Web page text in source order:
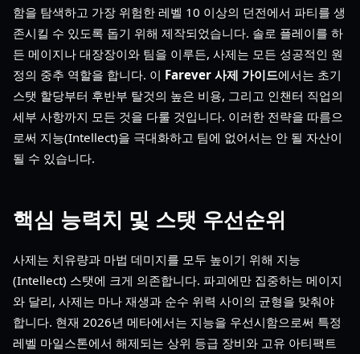
함을 탐색하고 가장 위험한 레벨 10 이상의 던전에서 파티를 생
존시킬 수 있도록 돕기 위해 제작되었습니다. 솔로 플레이를 하
든 메이지나 대장장이와 팀을 이루든, 사제는 모든 성공적인 원
정의 중추 역할을 합니다. 이 Farever 사제 가이드에서는 초기
스탯 할당부터 후반부 탈것의 높은 비용, 그리고 인챈터 직업의
세부 사항까지 모든 것을 다룰 것입니다. 이러한 전략을 따름으
로써 지능(Intellect)을 극대화하고 팀에 없어서는 안 될 자산이
될 수 있습니다.
핵심 능력치 및 스탯 우선순위
사제는 치유량과 마법 데미지를 모두 높이기 위해 지능
(Intellect) 스탯에 크게 의존합니다. 파괴에만 집중하는 메이지
와 달리, 사제는 마나 재생과 순수 위력 사이의 균형을 맞춰야
합니다. 현재 2026년 메타에서는 지능을 우선시함으로써 특정
레벨 마일스톤에서 해제되는 상위 등급 장비와 고유 아티팩트